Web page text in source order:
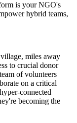
is your NGO's
hybrid teams,
miles away
to crucial donor
of volunteers
on a critical
connected
becoming the